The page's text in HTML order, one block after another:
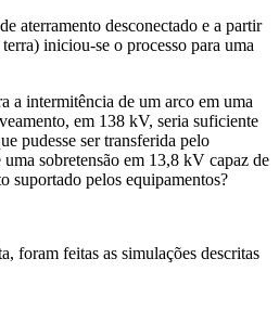
aterramento desconectado e a partir
iniciou-se o processo para uma
a intermitência de um arco em uma
em 138 kV, seria suficiente
pudesse ser transferida pelo
uma sobretensão em 13,8 kV capaz de
suportado pelos equipamentos?
foram feitas as simulações descritas